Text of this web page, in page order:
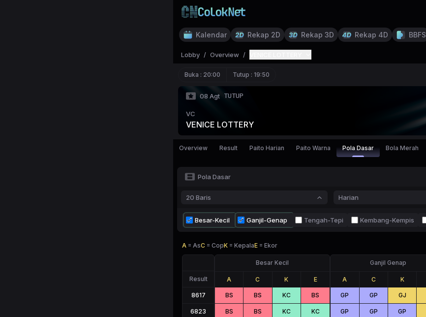
Kalendar Rekap 2D Rekap 3D Rekap 4D BBFS
Lobby / Overview /
Buka : 20:00 Tutup : 19:50
08 Agt TUTUP
VC
VENICE LOTTERY
Overview Result Paito Harian Paito Warna Pola Dasar Bola Merah
Pola Dasar
20 Baris Harian
Besar-Kecil Ganjil-Genap Tengah-Tepi Kembang-Kempis
A = AsC = CopK = KepalaE = Ekor
Result
8617
6823
Besar Kecil
A C K E
BS BS KC BS
BS BS KC KC
Ganjil Genap
A C K
GP GP GJ
GP GP GP